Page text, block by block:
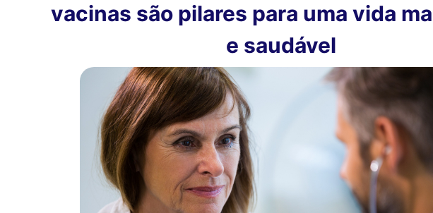
vacinas são pilares para uma vida
e saudável